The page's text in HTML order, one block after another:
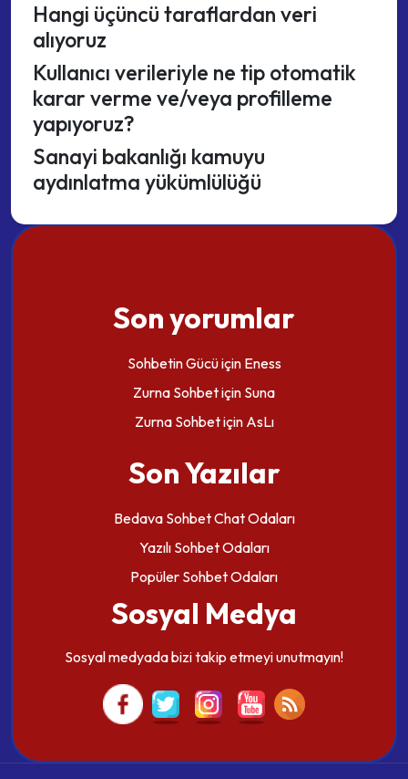
Hangi üçüncü taraflardan veri
alıyoruz
Kullanıcı verileriyle ne tip otomatik
karar verme ve/veya profilleme
yapıyoruz?
Sanayi bakanlığı kamuyu
aydınlatma yükümlülüğü
Son yorumlar
Sohbetin Gücüiçin Eness
Zurna Sohbetiçin Suna
Zurna Sohbetiçin AsLı
Son Yazılar
Bedava Sohbet Chat Odaları
Yazılı Sohbet Odaları
Popüler Sohbet Odaları
Sosyal Medya
Sosyal medyada bizi takip etmeyi unutmayın!